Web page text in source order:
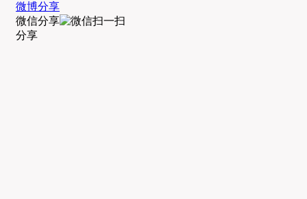
微博分享
微信分享
分享